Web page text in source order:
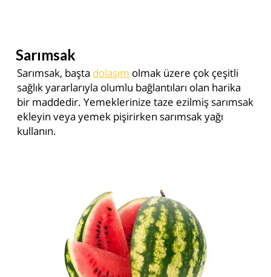
Sarımsak
Sarımsak, başta dolaşım olmak üzere çok çeşitli
sağlık yararlarıyla olumlu bağlantıları olan harika
bir maddedir. Yemeklerinize taze ezilmiş sarımsak
ekleyin veya yemek pişirirken sarımsak yağı
kullanın.